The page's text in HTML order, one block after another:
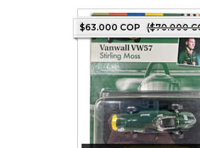
$63.000 COP ($70.000